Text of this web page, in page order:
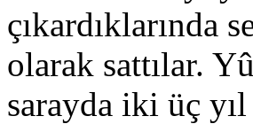
çıkardıklarında
olarak sattılar.
sarayda iki üç